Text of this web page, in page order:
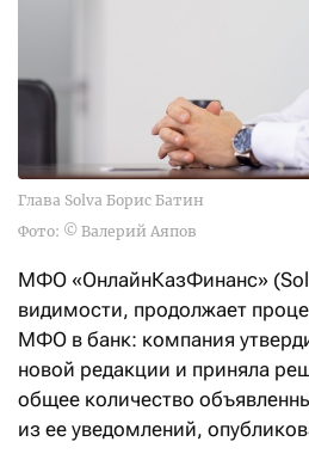
Глава Solva Борис Батин
Фото: © Валерий Аяпов
МФО «ОнлайнКазФинанс»
видимости, продолжает
МФО в банк: компания
новой редакции и приняла
общее количество
из ее уведомлений,